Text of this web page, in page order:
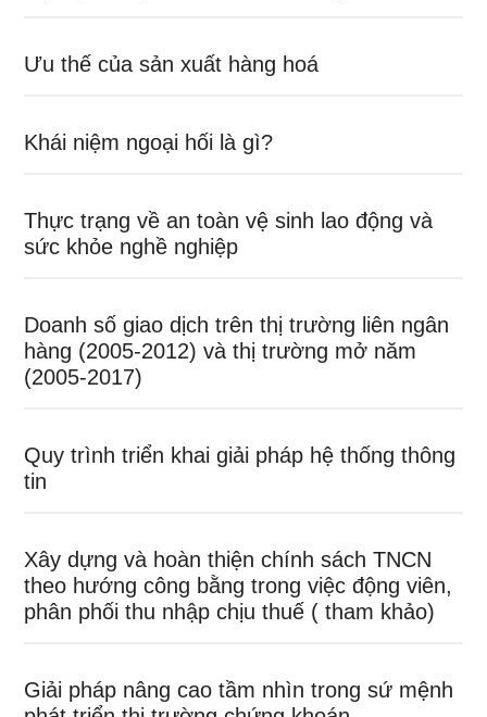
Ưu thế của sản xuất hàng hoá
Khái niệm ngoại hối là gì?
Thực trạng về an toàn vệ sinh lao động và
sức khỏe nghề nghiệp
Doanh số giao dịch trên thị trường liên ngân
hàng (2005-2012) và thị trường mở năm
(2005-2017)
Quy trình triển khai giải pháp hệ thống thông
tin
Xây dựng và hoàn thiện chính sách TNCN
theo hướng công bằng trong việc động viên,
phân phối thu nhập chịu thuế ( tham khảo)
Giải pháp nâng cao tầm nhìn trong sứ mệnh